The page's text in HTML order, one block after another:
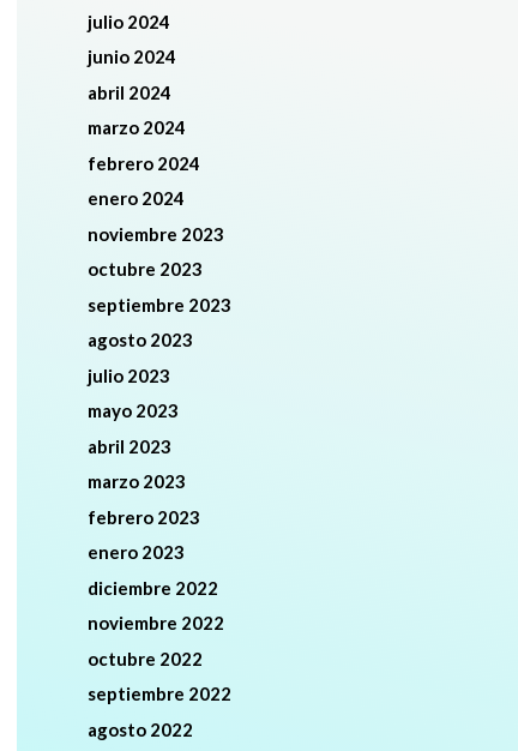
julio 2024
junio 2024
abril 2024
marzo 2024
febrero 2024
enero 2024
noviembre 2023
octubre 2023
septiembre 2023
agosto 2023
julio 2023
mayo 2023
abril 2023
marzo 2023
febrero 2023
enero 2023
diciembre 2022
noviembre 2022
octubre 2022
septiembre 2022
agosto 2022